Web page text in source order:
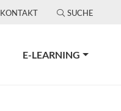
KONTAKT SUCHE
E-LEARNING